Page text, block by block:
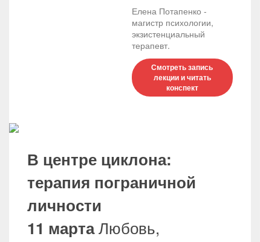
Елена Потапенко -
магистр психологии,
экзистенциальный
терапевт.
Смотреть запись
лекции и читать
конспект
В центре циклона:
терапия пограничной
личности
11 мартаЛюбовь,